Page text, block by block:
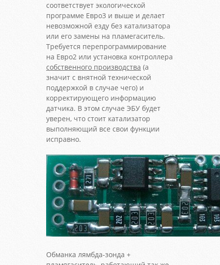
соответствует экологической
программе Евро3 и выше и делает
невозможной езду без катализатора
или его замены на пламегаситель.
Требуется перепрограммирование
на Евро2 или установка контроллера
собственного производства (а
значит с внятной технической
поддержкой в случае чего) и
корректирующего информацию
датчика. В этом случае ЭБУ будет
уверен, что стоит катализатор
выполняющий все свои функции
исправно.
Обманка лямбда-зонда +